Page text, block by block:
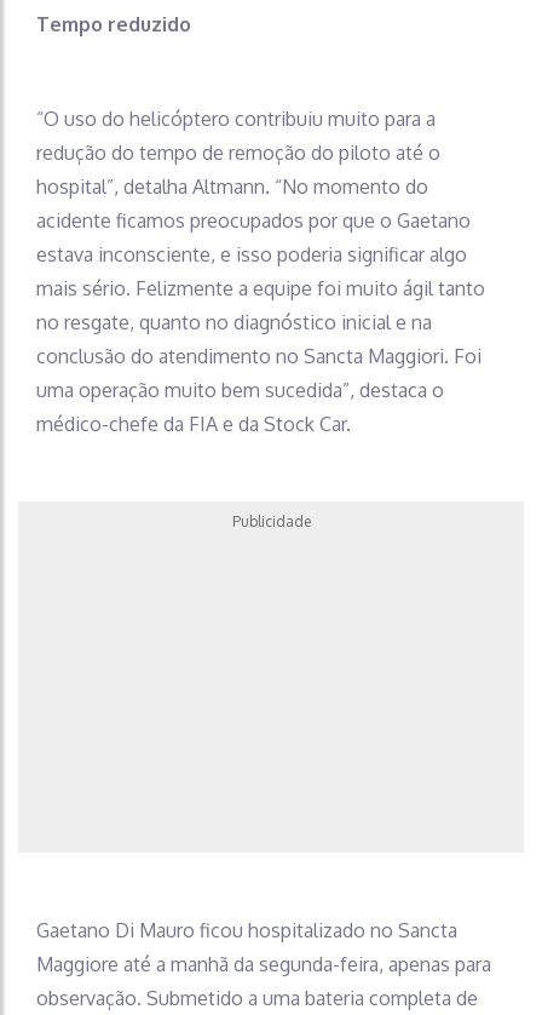
Tempo reduzido
“O uso do helicóptero contribuiu muito para a
redução do tempo de remoção do piloto até o
hospital”, detalha Altmann. “No momento do
acidente ficamos preocupados por que o Gaetano
estava inconsciente, e isso poderia significar algo
mais sério. Felizmente a equipe foi muito ágil tanto
no resgate, quanto no diagnóstico inicial e na
conclusão do atendimento no Sancta Maggiori. Foi
uma operação muito bem sucedida”, destaca o
médico-chefe da FIA e da Stock Car.
Publicidade
Gaetano Di Mauro ficou hospitalizado no Sancta
Maggiore até a manhã da segunda-feira, apenas para
observação. Submetido a uma bateria completa de